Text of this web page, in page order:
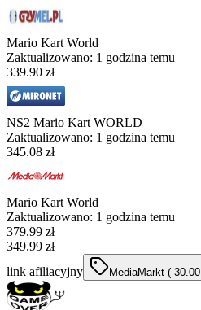
Mario Kart World
Zaktualizowano: 1 godzina temu
339.90 zł
NS2 Mario Kart WORLD
Zaktualizowano: 1 godzina temu
345.08 zł
Mario Kart World
Zaktualizowano: 1 godzina temu
379.99 zł
349.99 zł
link afiliacyjny
MediaMarkt (-30.00